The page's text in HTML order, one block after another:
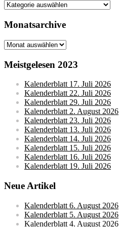
Kategorien
Monatsarchive
Monatsarchive
Meistgelesen 2023
Kalenderblatt 17. Juli 2026
Kalenderblatt 22. Juli 2026
Kalenderblatt 29. Juli 2026
Kalenderblatt 2. August 2026
Kalenderblatt 23. Juli 2026
Kalenderblatt 13. Juli 2026
Kalenderblatt 14. Juli 2026
Kalenderblatt 15. Juli 2026
Kalenderblatt 16. Juli 2026
Kalenderblatt 19. Juli 2026
Neue Artikel
Kalenderblatt 6. August 2026
Kalenderblatt 5. August 2026
Kalenderblatt 4. August 2026